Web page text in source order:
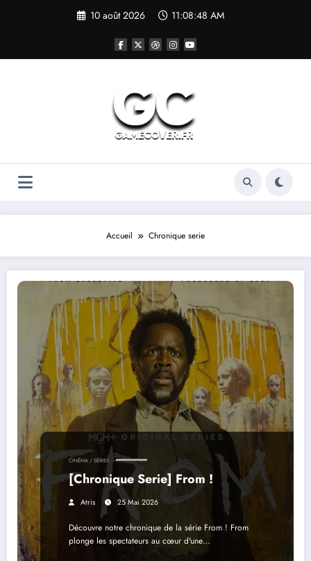
10 août 2026 11:08:48 AM
Accueil Chronique serie
CINÉMA / SÉRIES
[Chronique Serie] From !
Atris 25 Mai 2026
Découvre notre chronique de la série From ! From
plonge les spectateurs au cœur d'une…